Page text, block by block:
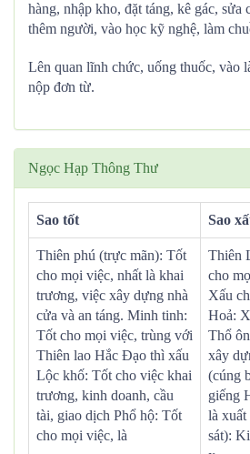
hàng, nhập kho, đặt táng, kê gác, sửa
thêm người, vào học kỹ nghệ, làm
Lên quan lĩnh chức, uống thuốc, vào
nộp đơn từ.
Ngọc Hạp Thông Thư
Sao tốt Sao
Thiên phú (trực mãn): Tốt
cho mọi việc, nhất là khai
trương, việc xây dựng nhà
cửa và an táng. Minh tinh:
Tốt cho mọi việc, trùng với
Thiên lao Hắc Đạo thì xấu
Lộc khố: Tốt cho việc khai
trương, kinh doanh, cầu
tài, giao dịch Phổ hộ: Tốt
cho mọi việc, là
Thiên
cho
Xấu
Hoả:
Thổ
xây
(cúng
giếng
là xuất
sát):